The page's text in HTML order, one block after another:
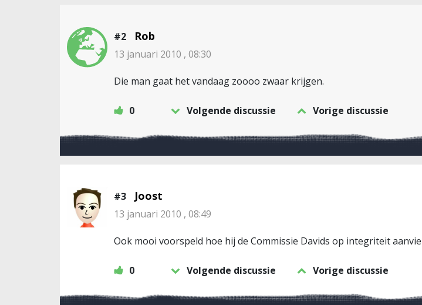
#2 Rob
13 januari 2010 , 08:30
Die man gaat het vandaag zoooo zwaar krijgen.
0 Volgende discussie Vorige discussie
#3 Joost
13 januari 2010 , 08:49
Ook mooi voorspeld hoe hij de Commissie Davids op integriteit
0 Volgende discussie Vorige discussie